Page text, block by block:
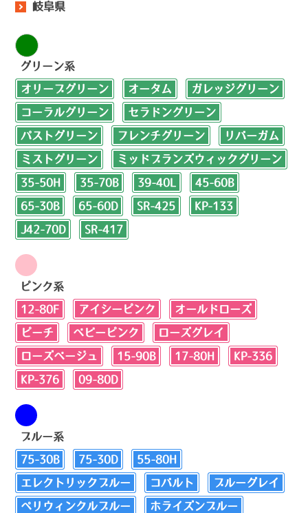
岐阜県
グリーン系
オリーブグリーン オータム ガレッジグリーン
コーラルグリーン セラドングリーン
パストグリーン フレンチグリーン リバーガム
ミストグリーン ミッドブランズウィックグリーン
35-50H 35-70B 39-40L 45-60B
65-30B 65-60D SR-425 KP-133
J42-70D SR-417
ピンク系
12-80F アイシーピンク オールドローズ
ピーチ ベビーピンク ローズグレイ
ローズベージュ 15-90B 17-80H KP-336
KP-376 09-80D
ブルー系
75-30B 75-30D 55-80H
エレクトリックブルー コバルト ブルーグレイ
ペリウィンクルブルー ホライズンブルー